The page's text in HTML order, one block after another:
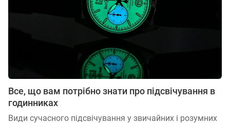
Все, що вам потрібно знати про підсвічування в
годинниках
Види сучасного підсвічування у звичайних і розумних